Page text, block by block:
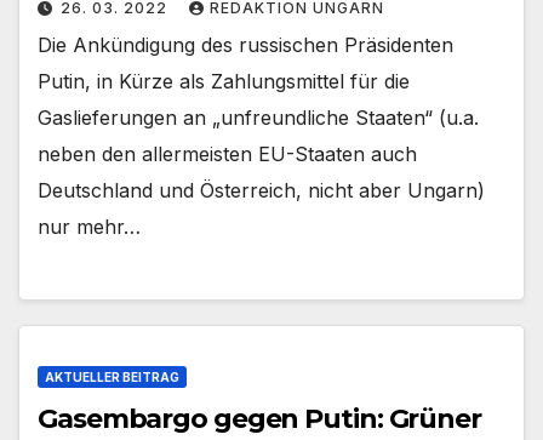
26. 03. 2022 REDAKTION UNGARN
Die Ankündigung des russischen Präsidenten
Putin, in Kürze als Zahlungsmittel für die
Gaslieferungen an „unfreundliche Staaten“ (u.a.
neben den allermeisten EU-Staaten auch
Deutschland und Österreich, nicht aber Ungarn)
nur mehr…
AKTUELLER BEITRAG
Gasembargo gegen Putin: Grüner